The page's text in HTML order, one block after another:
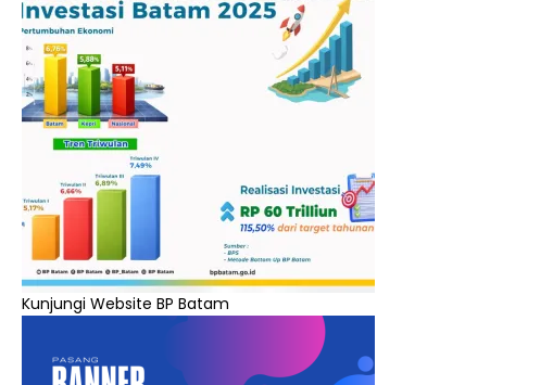
Kunjungi Website BP Batam